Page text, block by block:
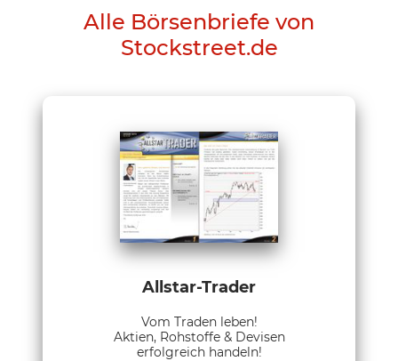
Alle Börsenbriefe von
Stockstreet.de
Allstar-Trader
Vom Traden leben!
Aktien, Rohstoffe & Devisen
erfolgreich handeln!